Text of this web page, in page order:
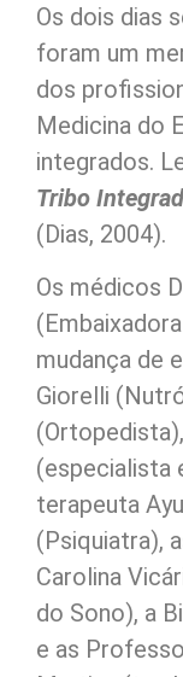
Os dois dias
foram um
dos
Medicina do
integrados.
Tribo
(Dias, 2004).
Os médicos
mudança de
Giorelli
(especialista
terapeuta
(Psiquiatra),
Carolina
do Sono), a
e as